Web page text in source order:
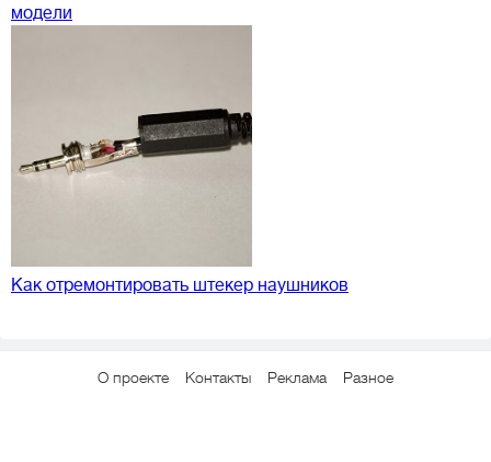
модели
Как отремонтировать штекер наушников
О проекте Контакты Реклама Разное